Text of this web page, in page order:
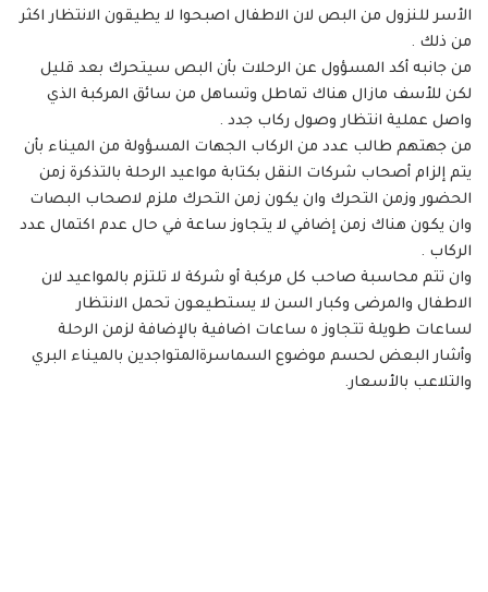
الأسر للنزول من البص لان الاطفال اصبحوا لا يطيقون الانتظار اكثر
من ذلك .
من جانبه أكد المسؤول عن الرحلات بأن البص سيتحرك بعد قليل
لكن للأسف مازال هناك تماطل وتساهل من سائق المركبة الذي
واصل عملية انتظار وصول ركاب جدد .
من جهتهم طالب عدد من الركاب الجهات المسؤولة من الميناء بأن
يتم إلزام أصحاب شركات النقل بكتابة مواعيد الرحلة بالتذكرة زمن
الحضور وزمن التحرك وان يكون زمن التحرك ملزم لاصحاب البصات
وان يكون هناك زمن إضافي لا يتجاوز ساعة في حال عدم اكتمال عدد
الركاب .
وان تتم محاسبة صاحب كل مركبة أو شركة لا تلتزم بالمواعيد لان
الاطفال والمرضى وكبار السن لا يستطيعون تحمل الانتظار
لساعات طويلة تتجاوز ٥ ساعات اضافية بالإضافة لزمن الرحلة
وأشار البعض لحسم موضوع السماسرةالمتواجدين بالميناء البري
والتلاعب بالأسعار.